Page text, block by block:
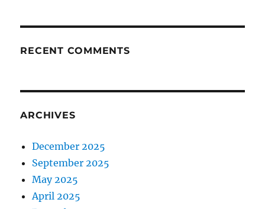
RECENT COMMENTS
ARCHIVES
December 2025
September 2025
May 2025
April 2025